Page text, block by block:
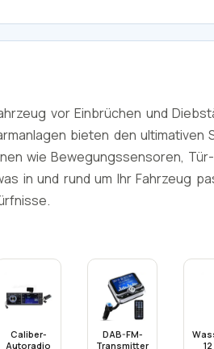
vor Einbrüchen und
bieten den
wie Bewegungssensoren,
in und rund um Ihr Fahrzeug
Caliber-
Autoradio
DAB-FM-
Transmitter